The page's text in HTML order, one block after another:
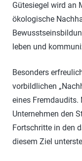
Gütesiegel wird an
ökologische
leben und
Besonders
vorbildlichen
eines
Unternehmen den
Fortschritte in den
diesem Ziel